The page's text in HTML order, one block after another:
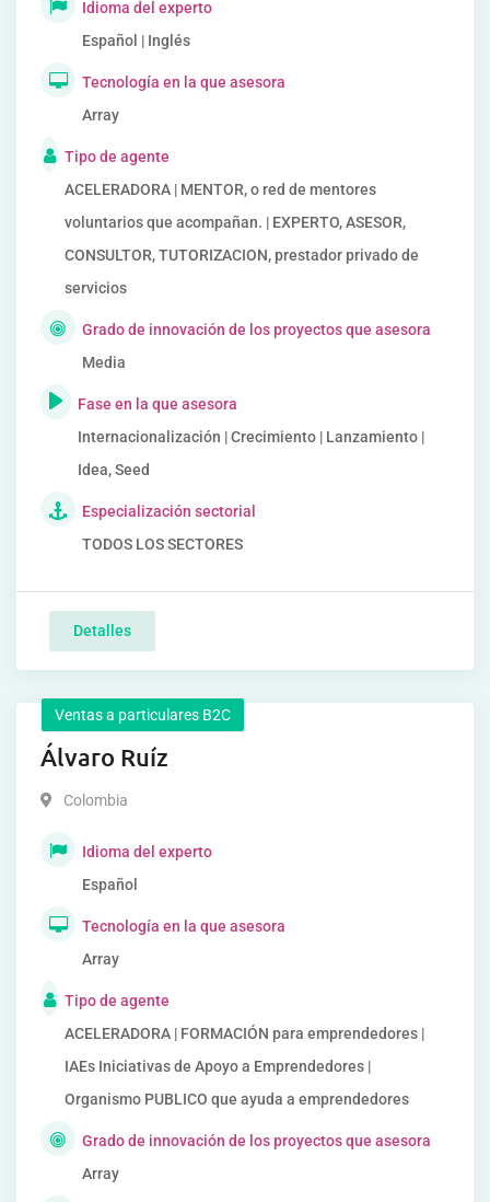
Idioma del experto
Español | Inglés
Tecnología en la que asesora
Array
Tipo de agente
ACELERADORA | MENTOR, o red de mentores
voluntarios que acompañan. | EXPERTO, ASESOR,
CONSULTOR, TUTORIZACION, prestador privado de
servicios
Grado de innovación de los proyectos que asesora
Media
Fase en la que asesora
Internacionalización | Crecimiento | Lanzamiento |
Idea, Seed
Especialización sectorial
TODOS LOS SECTORES
Detalles
Ventas a particulares B2C
Álvaro Ruíz
Colombia
Idioma del experto
Español
Tecnología en la que asesora
Array
Tipo de agente
ACELERADORA | FORMACIÓN para emprendedores |
IAEs Iniciativas de Apoyo a Emprendedores |
Organismo PUBLICO que ayuda a emprendedores
Grado de innovación de los proyectos que asesora
Array